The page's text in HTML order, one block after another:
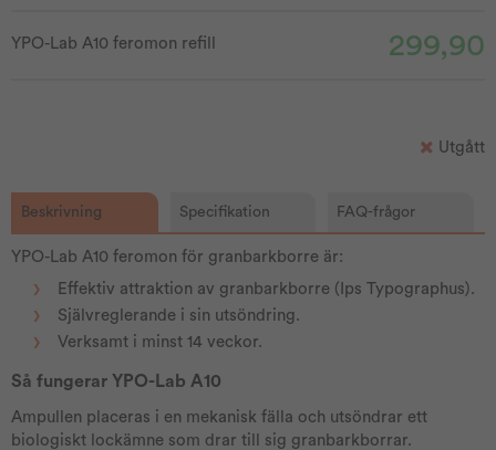
YPO-Lab A10 feromon refill 299,90
Utgått
Beskrivning Specifikation FAQ-frågor
YPO-Lab A10 feromon för granbarkborre är:
Effektiv attraktion av granbarkborre (Ips Typographus).
Självreglerande i sin utsöndring.
Verksamt i minst 14 veckor.
Så fungerar YPO-Lab A10
Ampullen placeras i en mekanisk fälla och utsöndrar ett
biologiskt lockämne som drar till sig granbarkborrar.